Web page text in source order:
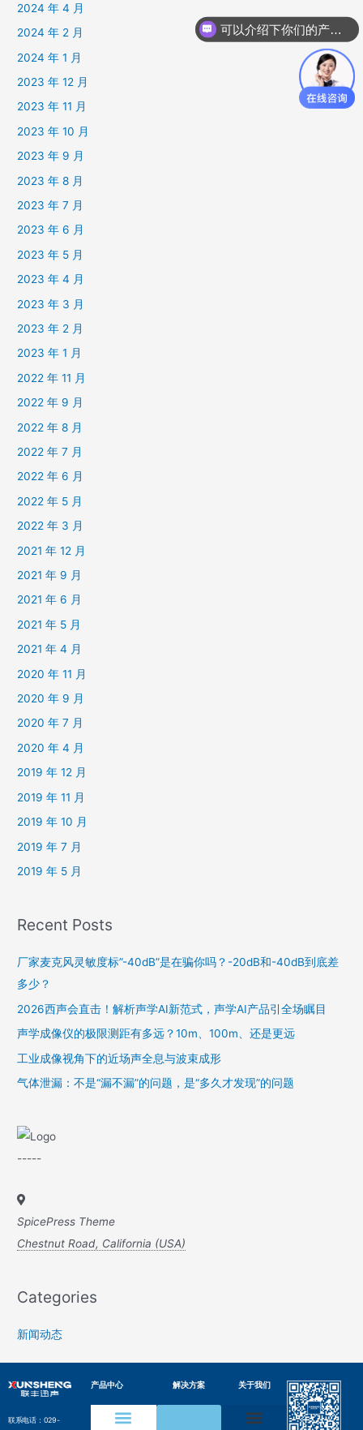
2024 年 4 月
2024 年 2 月
2024 年 1 月
2023 年 12 月
2023 年 11 月
2023 年 10 月
2023 年 9 月
2023 年 8 月
2023 年 7 月
2023 年 6 月
2023 年 5 月
2023 年 4 月
2023 年 3 月
2023 年 2 月
2023 年 1 月
2022 年 11 月
2022 年 9 月
2022 年 8 月
2022 年 7 月
2022 年 6 月
2022 年 5 月
2022 年 3 月
2021 年 12 月
2021 年 9 月
2021 年 6 月
2021 年 5 月
2021 年 4 月
2020 年 11 月
2020 年 9 月
2020 年 7 月
2020 年 4 月
2019 年 12 月
2019 年 11 月
2019 年 10 月
2019 年 7 月
2019 年 5 月
Recent Posts
厂家麦克风灵敏度标”-40dB”是在骗你吗？-20dB和-40dB到底差
多少？
2026西声会直击！解析声学AI新范式，声学AI产品引全场瞩目
声学成像仪的极限测距有多远？10m、100m、还是更远
工业成像视角下的近场声全息与波束成形
气体泄漏：不是“漏不漏”的问题，是“多久才发现”的问题
-----
SpicePress Theme
Chestnut Road, California (USA)
Categories
新闻动态
联系电话：029-
产品中心 解决方案 关于我们
可以介绍下你们的产品么